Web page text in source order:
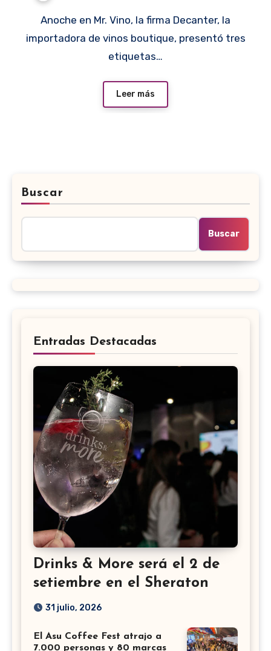
Anoche en Mr. Vino, la firma Decanter, la
importadora de vinos boutique, presentó tres
etiquetas…
Leer más
Buscar
Buscar
Entradas Destacadas
Drinks & More será el 2 de
setiembre en el Sheraton
31 julio, 2026
El Asu Coffee Fest atrajo a
7.000 personas y 80 marcas